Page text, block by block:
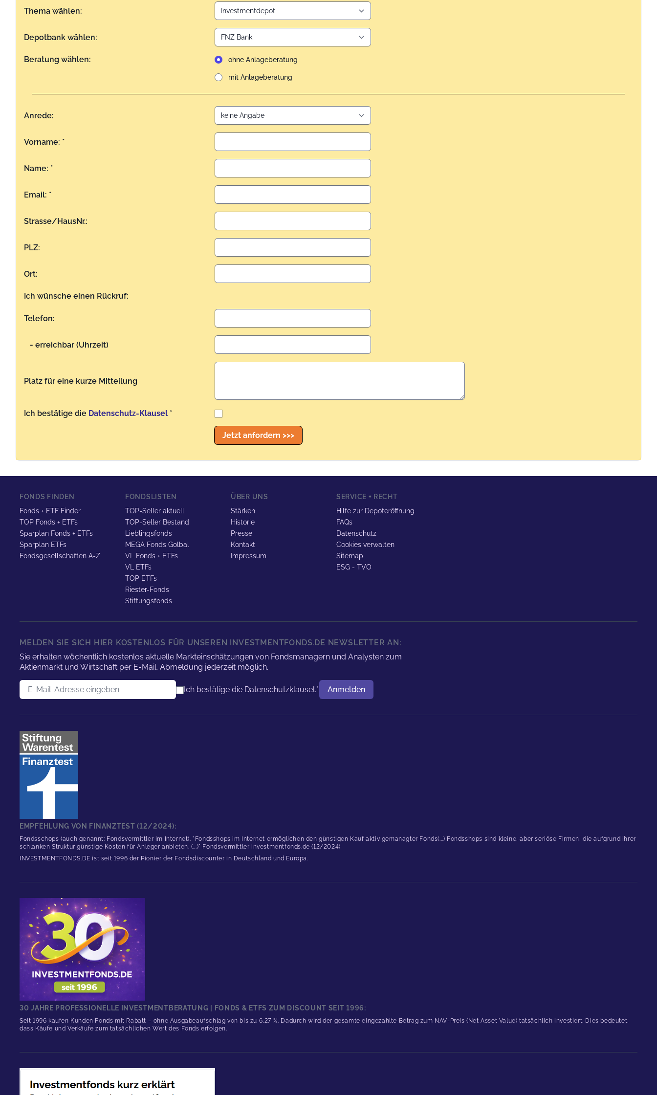
Thema wählen:
Depotbank wählen:
Beratung wählen: ohne Anlageberatung
mit Anlageberatung
Anrede:
Vorname: *
Name: *
Email: *
Strasse/HausNr.:
PLZ:
Ort:
Ich wünsche einen Rückruf:
Telefon:
- erreichbar (Uhrzeit)
Platz für eine kurze Mitteilung
Benutzername
Ich bestätige die Datenschutz-Klausel *
Jetzt anfordern >>>
FONDS FINDEN
Fonds + ETF Finder
TOP Fonds + ETFs
Sparplan Fonds + ETFs
Sparplan ETFs
Fondsgesellschaften A-Z
FONDSLISTEN
TOP-Seller aktuell
TOP-Seller Bestand
Lieblingsfonds
MEGA Fonds Golbal
VL Fonds + ETFs
VL ETFs
TOP ETFs
Riester-Fonds
Stiftungsfonds
ÜBER UNS
Stärken
Historie
Presse
Kontakt
Impressum
SERVICE + RECHT
Hilfe zur Depoteröffnung
FAQs
Datenschutz
Cookies verwalten
Sitemap
ESG - TVO
MELDEN SIE SICH HIER KOSTENLOS FÜR UNSEREN INVESTMENTFONDS.DE NEWSLETTER AN:
Sie erhalten wöchentlich kostenlos aktuelle Markteinschätzungen von Fondsmanagern und Analysten zum
Aktienmarkt und Wirtschaft per E-Mail. Abmeldung jederzeit möglich.
E-Mail-Adresse
Ich bestätige die Datenschutzklausel.* Benutzername
Anmelden
EMPFEHLUNG VON FINANZTEST (12/2024):
Fondsschops (auch genannt: Fondsvermittler im Internet). "Fondsshops im Internet ermöglichen den günstigen Kauf aktiv gemanagter Fonds(...) Fondsshops sind kleine, aber seriöse Firmen, die aufgrund ihrer
schlanken Struktur günstige Kosten für Anleger anbieten. (...)" Fondsvermittler investmentfonds.de (12/2024)
INVESTMENTFONDS.DE ist seit 1996 der Pionier der Fondsdiscounter in Deutschland und Europa.
30 JAHRE PROFESSIONELLE INVESTMENTBERATUNG | FONDS & ETFS ZUM DISCOUNT SEIT 1996:
Seit 1996 kaufen Kunden Fonds mit Rabatt – ohne Ausgabeaufschlag von bis zu 6,27 %. Dadurch wird der gesamte eingezahlte Betrag zum NAV-Preis (Net Asset Value) tatsächlich investiert. Dies bedeutet,
dass Käufe und Verkäufe zum tatsächlichen Wert des Fonds erfolgen.